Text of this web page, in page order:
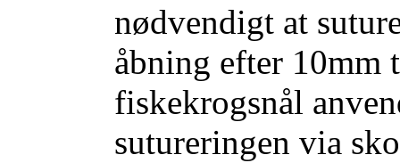
nødvendigt at
åbning efter 10mm
fiskekrogsnål
sutureringen via